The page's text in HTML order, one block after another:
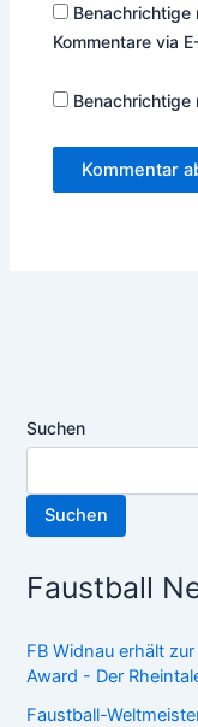
Benachrichtige
Kommentare via
Benachrichtige
Suchen
Suchen
Faustball
FB Widnau erhält
Award - Der
Faustball-